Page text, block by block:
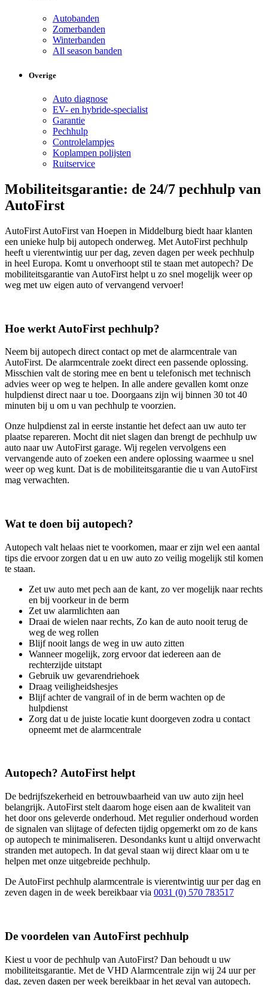
Autobanden
Zomerbanden
Winterbanden
All season banden
Overige
Auto diagnose
EV- en hybride-specialist
Garantie
Pechhulp
Controlelampjes
Koplampen polijsten
Ruitservice
Mobiliteitsgarantie: de 24/7 pechhulp van
AutoFirst
AutoFirst AutoFirst van Hoepen in Middelburg biedt haar klanten
een unieke hulp bij autopech onderweg. Met AutoFirst pechhulp
heeft u vierentwintig uur per dag, zeven dagen per week pechhulp
in heel Europa. Komt u onverhoopt stil te staan met autopech? De
mobiliteitsgarantie van AutoFirst helpt u zo snel mogelijk weer op
weg met uw eigen auto of vervangend vervoer!
Hoe werkt AutoFirst pechhulp?
Neem bij autopech direct contact op met de alarmcentrale van
AutoFirst. De alarmcentrale zoekt direct een passende oplossing.
Misschien valt de storing mee en bent u telefonisch met technisch
advies weer op weg te helpen. In alle andere gevallen komt onze
hulpdienst direct naar u toe. Doorgaans zijn wij binnen 30 tot 40
minuten bij u om u van pechhulp te voorzien.
Onze hulpdienst zal in eerste instantie het defect aan uw auto ter
plaatse repareren. Mocht dit niet slagen dan brengt de pechhulp uw
auto naar uw AutoFirst garage. Wij regelen vervolgens een
vervangende auto of zoeken een andere oplossing waarmee u snel
weer op weg kunt. Dat is de mobiliteitsgarantie die u van AutoFirst
mag verwachten.
Wat te doen bij autopech?
Autopech valt helaas niet te voorkomen, maar er zijn wel een aantal
tips die ervoor zorgen dat u en uw auto zo veilig mogelijk stil komen
te staan.
Zet uw auto met pech aan de kant, zo ver mogelijk naar rechts
en bij voorkeur in de berm
Zet uw alarmlichten aan
Draai de wielen naar rechts, Zo kan de auto nooit terug de
weg de weg rollen
Blijf nooit langs de weg in uw auto zitten
Wanneer mogelijk, zorg ervoor dat iedereen aan de
rechterzijde uitstapt
Gebruik uw gevarendriehoek
Draag veiligheidshesjes
Blijf achter de vangrail of in de berm wachten op de
hulpdienst
Zorg dat u de juiste locatie kunt doorgeven zodra u contact
opneemt met de alarmcentrale
Autopech? AutoFirst helpt
De bedrijfszekerheid en betrouwbaarheid van uw auto zijn heel
belangrijk. AutoFirst stelt daarom hoge eisen aan de kwaliteit van
het door ons geleverde onderhoud. Met regulier onderhoud worden
de signalen van slijtage of defecten tijdig opgemerkt om zo de kans
op autopech te minimaliseren. Desondanks kunt u altijd onverwacht
stranden met autopech. In dat geval staan wij direct klaar om u te
helpen met onze uitgebreide pechhulp.
De AutoFirst pechhulp alarmcentrale is vierentwintig uur per dag en
zeven dagen in de week bereikbaar via 0031 (0) 570 783517
De voordelen van AutoFirst pechhulp
Kiest u voor de pechhulp van AutoFirst? Dan behoudt u uw
mobiliteitsgarantie. Met de VHD Alarmcentrale zijn wij 24 uur per
dag, zeven dagen per week bereikbaar in het geval van autopech.